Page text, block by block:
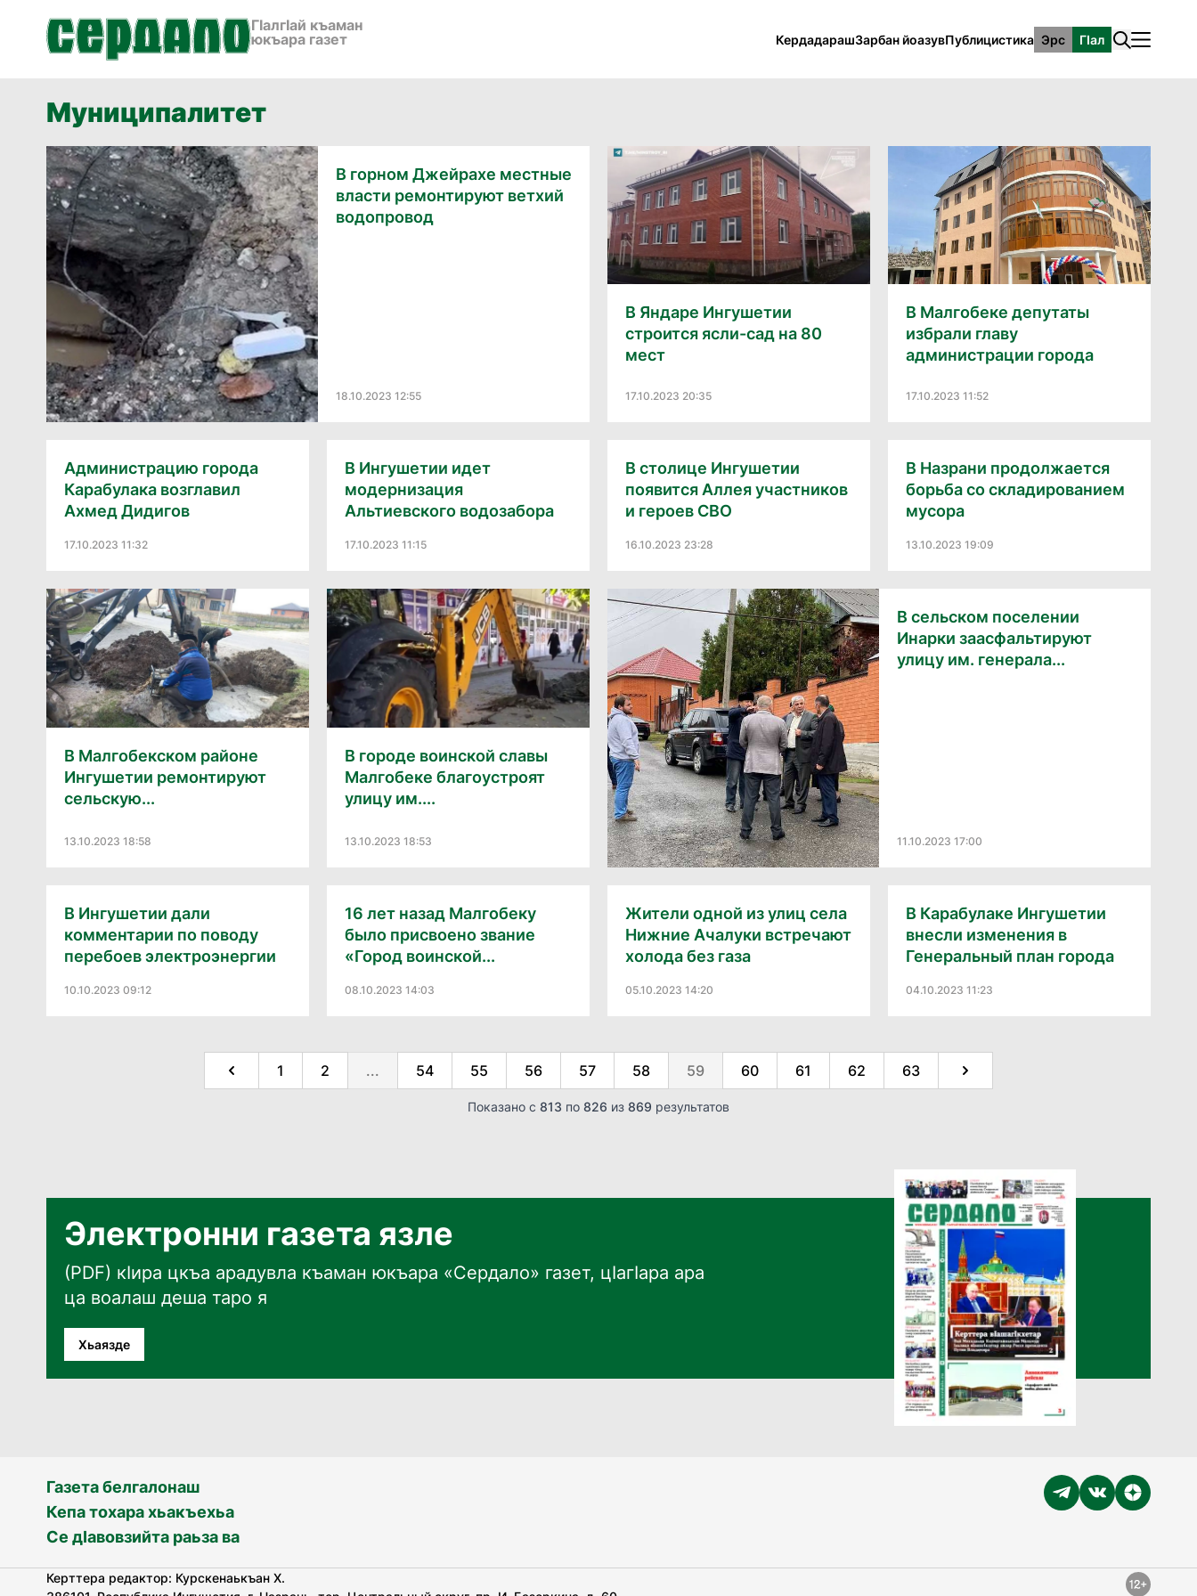
ГӀалгӀай къаман
юкъара газет
КердадарашЗарбан йоазувПублицистика Эрс ГӀал
Муниципалитет
В горном Джейрахе местные
власти ремонтируют ветхий
водопровод
18.10.2023 12:55
В Яндаре Ингушетии
строится ясли-сад на 80
мест
17.10.2023 20:35
В Малгобеке депутаты
избрали главу
администрации города
17.10.2023 11:52
Администрацию города
Карабулака возглавил
Ахмед Дидигов
17.10.2023 11:32
В Ингушетии идет
модернизация
Альтиевского водозабора
17.10.2023 11:15
В столице Ингушетии
появится Аллея участников
и героев СВО
16.10.2023 23:28
В Назрани продолжается
борьба со складированием
мусора
13.10.2023 19:09
В Малгобекском районе
Ингушетии ремонтируют
сельскую...
13.10.2023 18:58
В городе воинской славы
Малгобеке благоустроят
улицу им....
13.10.2023 18:53
В сельском поселении
Инарки заасфальтируют
улицу им. генерала...
11.10.2023 17:00
В Ингушетии дали
комментарии по поводу
перебоев электроэнергии
10.10.2023 09:12
16 лет назад Малгобеку
было присвоено звание
«Город воинской...
08.10.2023 14:03
Жители одной из улиц села
Нижние Ачалуки встречают
холода без газа
05.10.2023 14:20
В Карабулаке Ингушетии
внесли изменения в
Генеральный план города
04.10.2023 11:23
1 2 ... 54 55 56 57 58 59 60 61 62 63
Показано с 813 по 826 из 869 результатов
Электронни газета язле
(PDF) кӀира цкъа арадувла къаман юкъара «Сердало» газет, цӀагӀара ара
ца воалаш деша таро я
Хьаязде
Газета белгалонаш
Кепа тохара хьакъехьа
Се дӀавовзийта раьза ва
Керттера редактор: Курскенаькъан Х.